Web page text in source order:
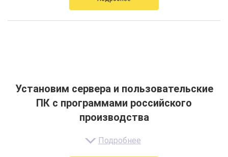
Установим сервера и пользовательские
ПК с программами российского
производства
Подробнее